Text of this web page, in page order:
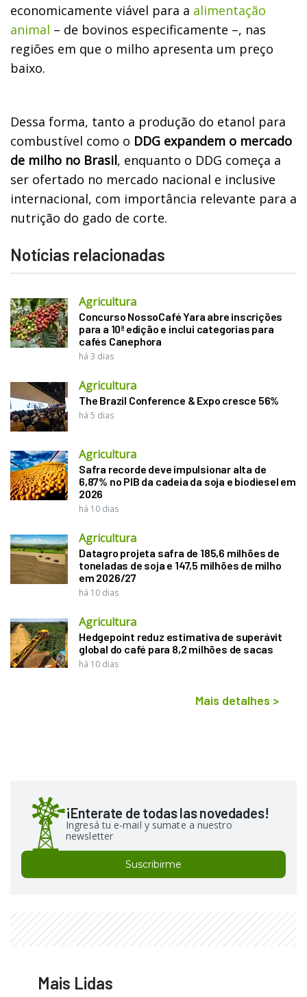
economicamente viável para a alimentação
animal – de bovinos especificamente –, nas
regiões em que o milho apresenta um preço
baixo.
Dessa forma, tanto a produção do etanol para
combustível como o DDG expandem o mercado
de milho no Brasil, enquanto o DDG começa a
ser ofertado no mercado nacional e inclusive
internacional, com importância relevante para a
nutrição do gado de corte.
Notícias relacionadas
Agricultura
Concurso NossoCafé Yara abre inscrições
para a 10ª edição e inclui categorias para
cafés Canephora
há 3 dias
Agricultura
The Brazil Conference & Expo cresce 56%
há 5 dias
Agricultura
Safra recorde deve impulsionar alta de
6,87% no PIB da cadeia da soja e biodiesel em
2026
há 10 dias
Agricultura
Datagro projeta safra de 185,6 milhões de
toneladas de soja e 147,5 milhões de milho
em 2026/27
há 10 dias
Agricultura
Hedgepoint reduz estimativa de superávit
global do café para 8,2 milhões de sacas
há 10 dias
Mais detalhes >
¡Enterate de todas las novedades!
Ingresá tu e-mail y sumate a nuestro
newsletter
Suscribirme
Mais Lidas